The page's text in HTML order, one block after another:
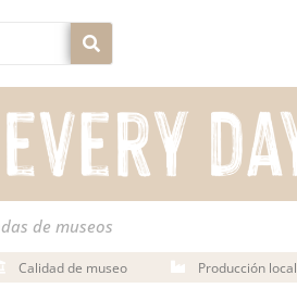
de museos
Calidad de museo Producción local